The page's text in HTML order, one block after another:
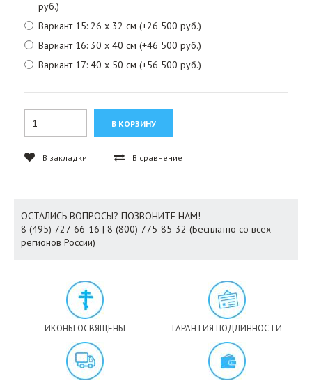
руб.)
Вариант 15: 26 х 32 см (+26 500 руб.)
Вариант 16: 30 х 40 см (+46 500 руб.)
Вариант 17: 40 х 50 см (+56 500 руб.)
В закладки В сравнение
ОСТАЛИСЬ ВОПРОСЫ? ПОЗВОНИТЕ НАМ!
8 (495) 727-66-16 | 8 (800) 775-85-32 (Бесплатно со всех
регионов России)
ИКОНЫ ОСВЯЩЕНЫ ГАРАНТИЯ ПОДЛИННОСТИ